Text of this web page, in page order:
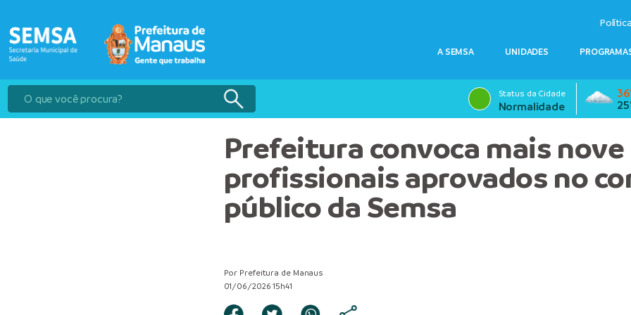
A SEMSA UNIDADES
Status da Cidade
Normalidade
Prefeitura convoca mais nove
profissionais aprovados no
público da Semsa
Por Prefeitura de Manaus
01/06/2026 15h41